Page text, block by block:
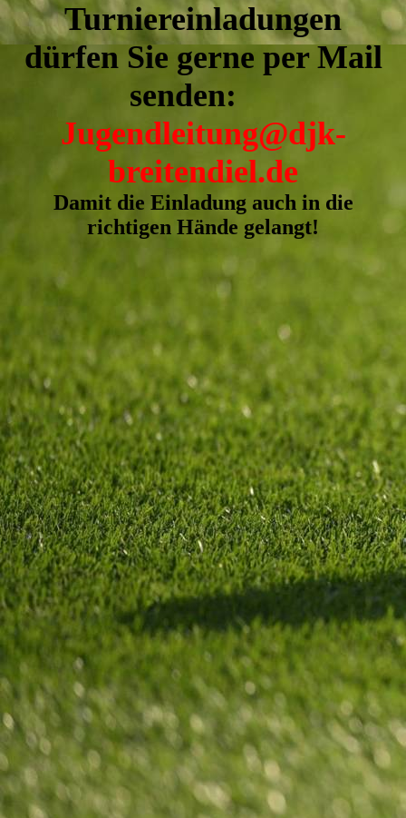
Turniereinladungen
dürfen Sie gerne per Mail
senden:
Jugendleitung@djk-
breitendiel.de
Damit die Einladung auch in die
richtigen Hände gelangt!